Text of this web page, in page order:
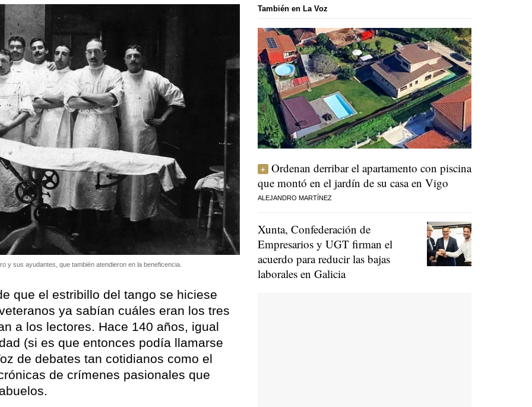
y sus ayudantes, que también atendieron en la beneficencia.
que el estribillo del tango se hiciese
ya sabían cuáles eran los tres
a los lectores. Hace 140 años, igual
(si es que entonces podía llamarse
de debates tan cotidianos como el
de crímenes pasionales que
También en La Voz
Ordenan derribar el apartamento con piscina
que montó en el jardín de su casa en Vigo
ALEJANDRO MARTÍNEZ
Xunta, Confederación de
Empresarios y UGT firman el
acuerdo para reducir las bajas
laborales en Galicia